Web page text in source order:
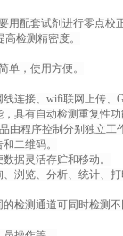
配套试剂进行零点校
检测精密度。
单，使用方便。
连接、wifi联网上传、
具有自动检测重复性功
由程序控制分别独立工
二维码。
据灵活存贮和移动。
浏览、分析、统计、
检测通道可同时检测不